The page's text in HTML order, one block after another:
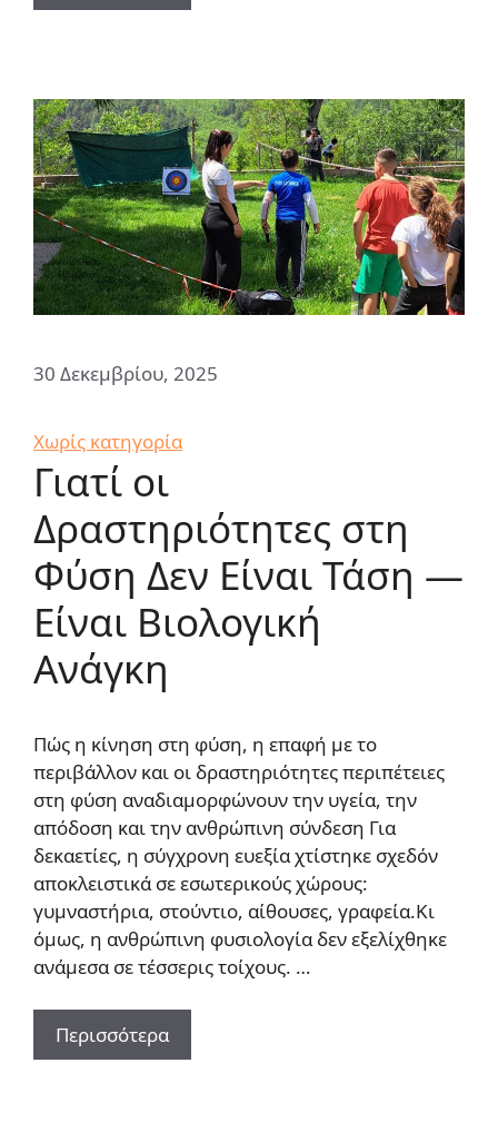
30 Δεκεμβρίου, 2025
Κατηγορίες
Χωρίς κατηγορία
Γιατί οι
Δραστηριότητες στη
Φύση Δεν Είναι Τάση —
Είναι Βιολογική
Ανάγκη
Πώς η κίνηση στη φύση, η επαφή με το
περιβάλλον και οι δραστηριότητες περιπέτειες
στη φύση αναδιαμορφώνουν την υγεία, την
απόδοση και την ανθρώπινη σύνδεση Για
δεκαετίες, η σύγχρονη ευεξία χτίστηκε σχεδόν
αποκλειστικά σε εσωτερικούς χώρους:
γυμναστήρια, στούντιο, αίθουσες, γραφεία.Κι
όμως, η ανθρώπινη φυσιολογία δεν εξελίχθηκε
ανάμεσα σε τέσσερις τοίχους. …
Περισσότερα